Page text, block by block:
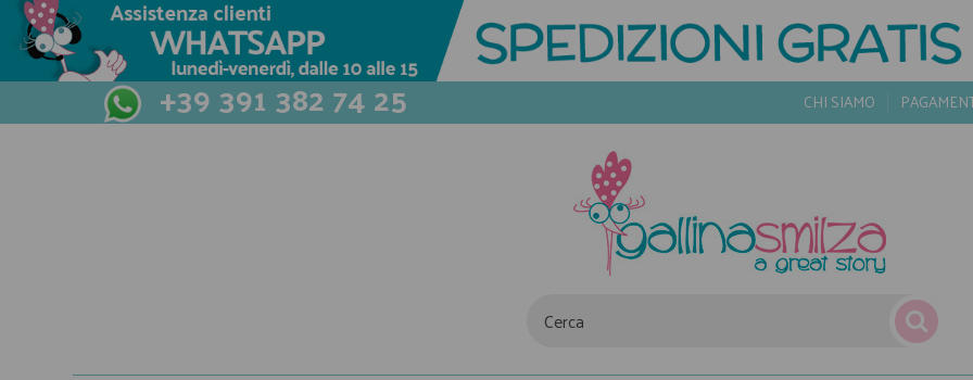
+39 391 382 74 25 CHI SIAMO